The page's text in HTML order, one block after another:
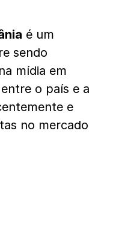
é um
sendo
mídia em
o país e a
e
no mercado